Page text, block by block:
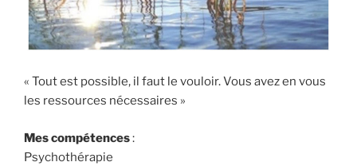
« Tout est possible, il faut le vouloir. Vous avez en vous
les ressources nécessaires »
Mes compétences:
Psychothérapie